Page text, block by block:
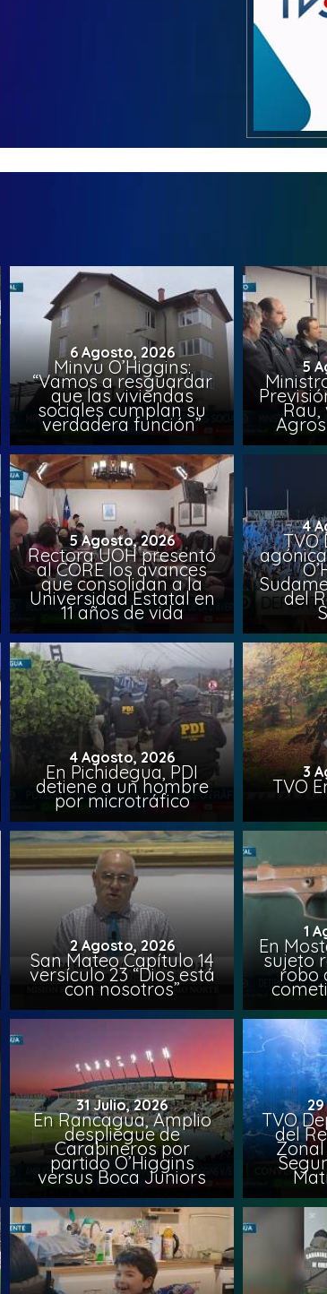
6 Agosto, 2026
Minvu O’Higgins:
“Vamos a resguardar
que las viviendas
sociales cumplan su
verdadera función”
5
Rau,
5 Agosto, 2026
Rectora UOH presentó
al CORE los avances
que consolidan a la
Universidad Estatal en
11 años de vida
4
TVO
del
4 Agosto, 2026
En Pichidegua, PDI
detiene a un hombre
por microtráfico
3
TVO
2 Agosto, 2026
San Mateo Capítulo 14
versículo 23 “Dios está
con nosotros”
1
En
sujeto
robo
31 Julio, 2026
En Rancagua, Amplio
despliegue de
Carabineros por
partido O’Higgins
versus Boca Juniors
TVO
del